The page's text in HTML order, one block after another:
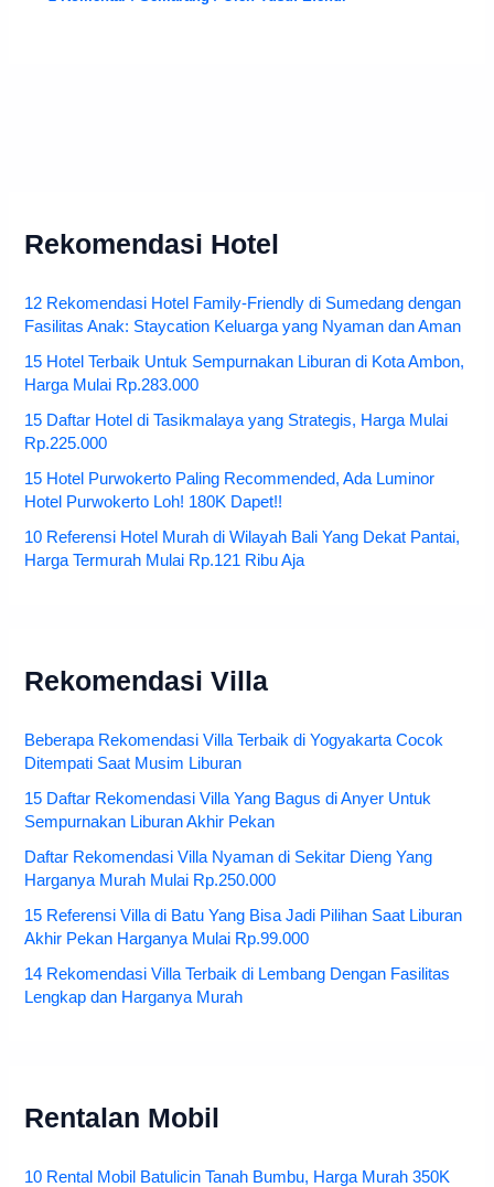
Rekomendasi Hotel
12 Rekomendasi Hotel Family-Friendly di Sumedang dengan
Fasilitas Anak: Staycation Keluarga yang Nyaman dan Aman
15 Hotel Terbaik Untuk Sempurnakan Liburan di Kota Ambon,
Harga Mulai Rp.283.000
15 Daftar Hotel di Tasikmalaya yang Strategis, Harga Mulai
Rp.225.000
15 Hotel Purwokerto Paling Recommended, Ada Luminor
Hotel Purwokerto Loh! 180K Dapet!!
10 Referensi Hotel Murah di Wilayah Bali Yang Dekat Pantai,
Harga Termurah Mulai Rp.121 Ribu Aja
Rekomendasi Villa
Beberapa Rekomendasi Villa Terbaik di Yogyakarta Cocok
Ditempati Saat Musim Liburan
15 Daftar Rekomendasi Villa Yang Bagus di Anyer Untuk
Sempurnakan Liburan Akhir Pekan
Daftar Rekomendasi Villa Nyaman di Sekitar Dieng Yang
Harganya Murah Mulai Rp.250.000
15 Referensi Villa di Batu Yang Bisa Jadi Pilihan Saat Liburan
Akhir Pekan Harganya Mulai Rp.99.000
14 Rekomendasi Villa Terbaik di Lembang Dengan Fasilitas
Lengkap dan Harganya Murah
Rentalan Mobil
10 Rental Mobil Batulicin Tanah Bumbu, Harga Murah 350K